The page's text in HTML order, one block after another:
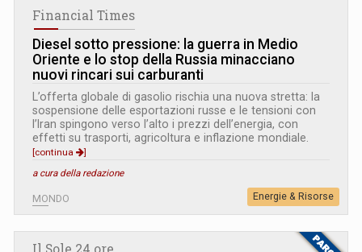
Financial Times
Diesel sotto pressione: la guerra in Medio
Oriente e lo stop della Russia minacciano
nuovi rincari sui carburanti
L’offerta globale di gasolio rischia una nuova stretta: la
sospensione delle esportazioni russe e le tensioni con
l’Iran spingono verso l’alto i prezzi dell’energia, con
effetti su trasporti, agricoltura e inflazione mondiale.
[continua
]
a cura della redazione
MONDO Energie & Risorse
Il Sole 24 ore